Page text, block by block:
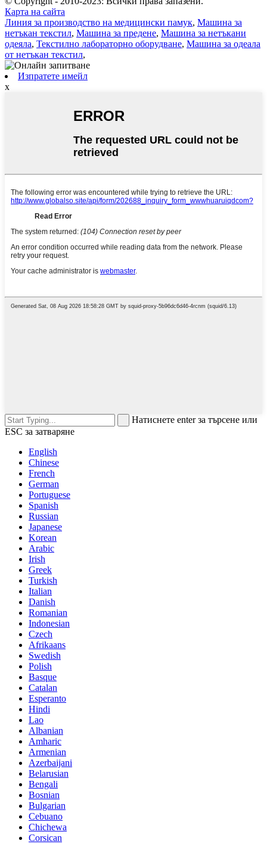
Карта на сайта
Линия за производство на медицински памук, Машина за
нетъкан текстил, Машина за предене, Машина за нетъкани
одеяла, Текстилно лабораторно оборудване, Машина за одеала
от нетъкан текстил,
Изпратете имейл
x
Натиснете enter за търсене или
ESC за затваряне
English
Chinese
French
German
Portuguese
Spanish
Russian
Japanese
Korean
Arabic
Irish
Greek
Turkish
Italian
Danish
Romanian
Indonesian
Czech
Afrikaans
Swedish
Polish
Basque
Catalan
Esperanto
Hindi
Lao
Albanian
Amharic
Armenian
Azerbaijani
Belarusian
Bengali
Bosnian
Bulgarian
Cebuano
Chichewa
Corsican